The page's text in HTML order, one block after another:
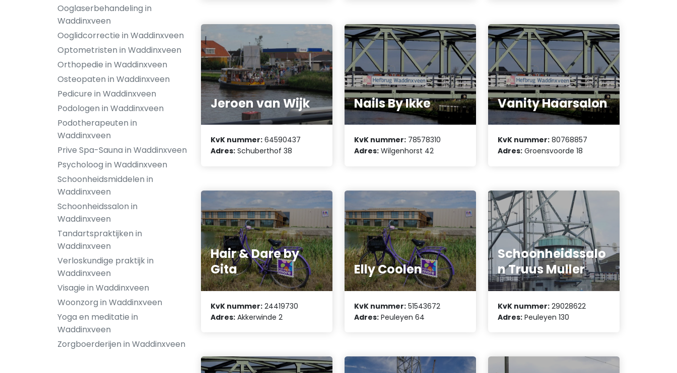
Ooglaserbehandeling in
Waddinxveen
Ooglidcorrectie in Waddinxveen
Optometristen in Waddinxveen
Orthopedie in Waddinxveen
Osteopaten in Waddinxveen
Pedicure in Waddinxveen
Podologen in Waddinxveen
Podotherapeuten in
Waddinxveen
Prive Spa-Sauna in Waddinxveen
Psycholoog in Waddinxveen
Schoonheidsmiddelen in
Waddinxveen
Schoonheidssalon in
Waddinxveen
Tandartspraktijken in
Waddinxveen
Verloskundige praktijk in
Waddinxveen
Visagie in Waddinxveen
Woonzorg in Waddinxveen
Yoga en meditatie in
Waddinxveen
Zorgboerderijen in Waddinxveen
Jeroen van Wijk
KvK nummer: 64590437
Adres: Schuberthof 38
Nails By Ikke
KvK nummer: 78578310
Adres: Wilgenhorst 42
Vanity Haarsalon
KvK nummer: 80768857
Adres: Groensvoorde 18
Hair & Dare by
Gita
KvK nummer: 24419730
Adres: Akkerwinde 2
Elly Coolen
KvK nummer: 51543672
Adres: Peuleyen 64
Schoonheidssalo
n Truus Muller
KvK nummer: 29028622
Adres: Peuleyen 130